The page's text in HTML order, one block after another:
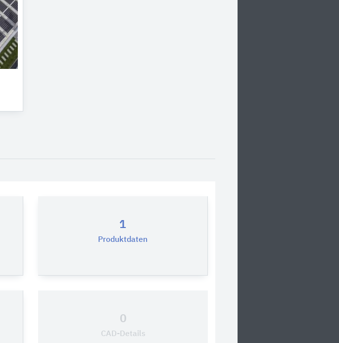
1
Produktdaten
0
CAD-Details